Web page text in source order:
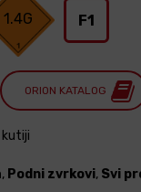
1.4G F1
ORION KATALOG
kutiji
, Podni zvrkovi, Svi